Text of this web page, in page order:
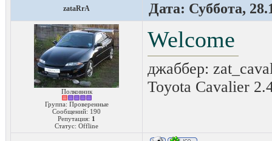
zataRrA Дата: Суббота,
Полковник
Группа: Проверенные
Сообщений: 190
Репутация: 1
Статус: Offline
Welcome
джаббер:
Toyota Cavalier